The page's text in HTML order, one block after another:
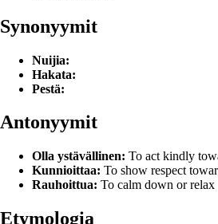
Synonyymit
Nuijia:
Hakata:
Pestä:
Antonyymit
Olla ystävällinen: To act kindly
Kunnioittaa: To show respect
Rauhoittua: To calm down or relax
Etymologia